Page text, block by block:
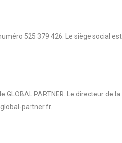
525 379 426. Le siège social est
PARTNER. Le directeur de la
partner.fr.